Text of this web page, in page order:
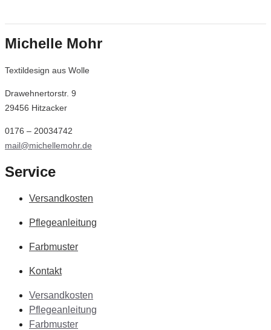
Michelle Mohr
Textildesign aus Wolle
Drawehnertorstr. 9
29456 Hitzacker
0176 – 20034742
mail@michellemohr.de
Service
Versandkosten
Pflegeanleitung
Farbmuster
Kontakt
Versandkosten
Pflegeanleitung
Farbmuster